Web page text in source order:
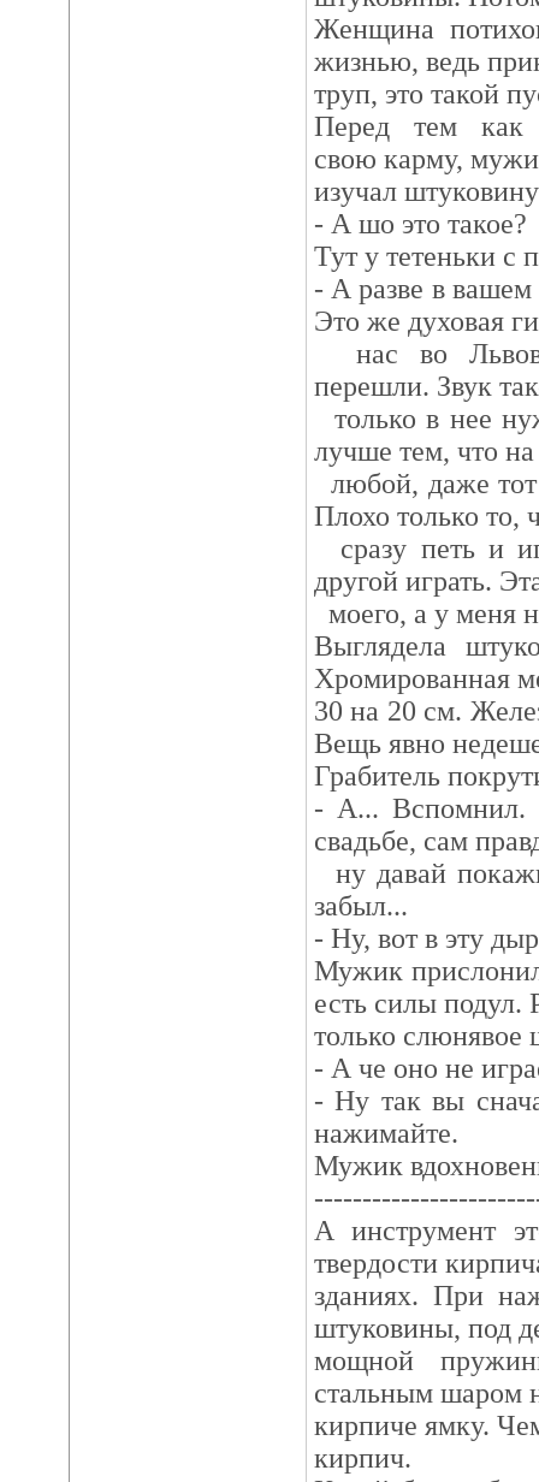
Женщина
жизнью, ведь
труп, это такой
Перед тем как
свою карму,
изучал
- А шо это такое?
Тут у тетеньки с
- А разве в вашем
Это же духовая
нас во
перешли. Звук
только в нее
лучше тем, что
любой, даже
Плохо только то,
сразу петь и
другой играть.
моего, а у меня
Выглядела
Хромированная
30 на 20 см.
Вещь явно
Грабитель
- А... Вспомнил.
свадьбе, сам
ну давай
забыл...
- Ну, вот в эту
Мужик
есть силы подул.
только слюнявое
- А че оно не
- Ну так вы
нажимайте.
Мужик
А инструмент
твердости
зданиях. При
штуковины, под
мощной
стальным шаром
кирпиче ямку.
кирпич.